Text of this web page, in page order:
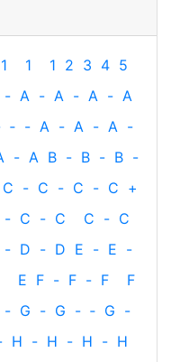
1 1 1 2 3 4 5
- A - A - A - A
‐ - A - A - A -
- A B - B - B -
C - C - C - C +
- C - C C - C
- D - D E - E -
E F - F - F
F
- G - G - ‐ G -
H - H - H - H